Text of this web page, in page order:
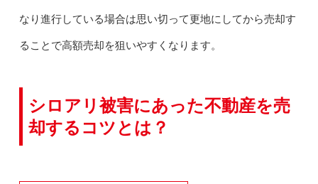
なり進行している場合は思い切って更地にしてから売却す
ることで高額売却を狙いやすくなります。
シロアリ被害にあった不動産を売
却するコツとは？